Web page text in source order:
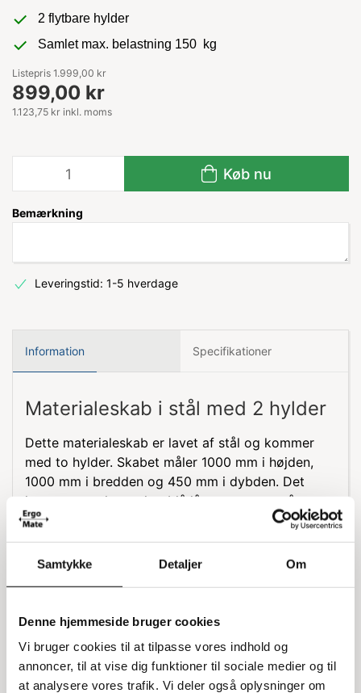
Samtykke Detaljer Om
Denne hjemmeside bruger cookies
Vi bruger cookies til at tilpasse vores indhold og
annoncer, til at vise dig funktioner til sociale medier og til
at analysere vores trafik. Vi deler også oplysninger om
2 flytbare hylder
Samlet max. belastning 150 kg
Listepris 1.999,00 kr
899,00 kr
1.123,75 kr inkl. moms
Køb nu
Bemærkning
Leveringstid: 1-5 hverdage
Information Specifikationer
Materialeskab i stål med 2 hylder
Dette materialeskab er lavet af stål og kommer
med to hylder. Skabet måler 1000 mm i højden,
1000 mm i bredden og 450 mm i dybden. Det
leveres usamlet og har blå låger samt et gråt
kabinet. Skabet er udstyret med en cylinderlås for
ekstra sikkerhed. Hver hylde kan bære op til 50
kg, jævnt fordelt, og den samlede maksimale
Materialeskabet leveres usamlet. Hvis du har brug
for ekstra hylder, kan du finde dem under
relaterede varer.